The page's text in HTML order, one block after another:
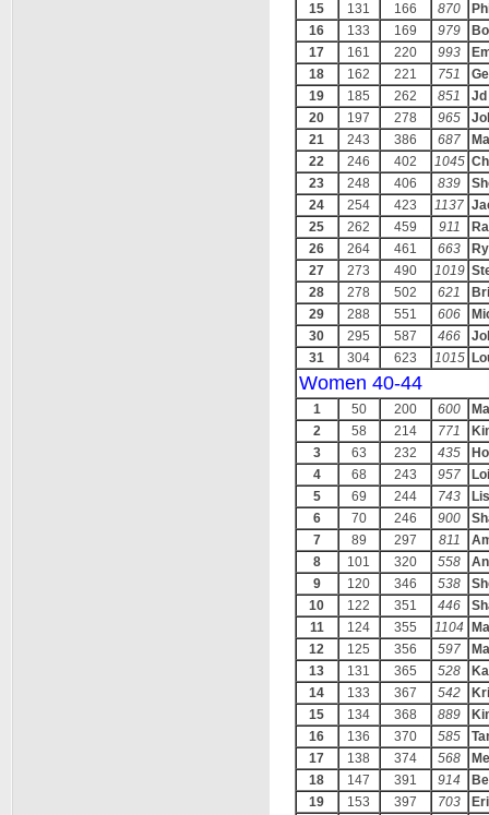
15
131 166 870
16
133 169 979
17
161 220 993
18
162 221 751
19
185 262 851
Jd
20
197 278 965
21
243 386 687
22
246 402 1045
23
248 406 839
24
254 423 1137
25
262 459 911
26
264 461 663
27
273 490 1019
28
278 502 621
29
288 551 606
30
295 587 466
31
304 623 1015
Women 40-44
1 50 200 600
2
58 214 771
3
63 232 435
4
68 243 957
5
69 244 743
6
70 246 900
7
89 297 811
8
101 320 558
9
120 346 538
10
122 351 446
11
124 355 1104
12
125 356 597
13
131 365 528
14
133 367 542
15
134 368 889
16
136 370 585
17
138 374 568
18
147 391 914
19
153 397 703